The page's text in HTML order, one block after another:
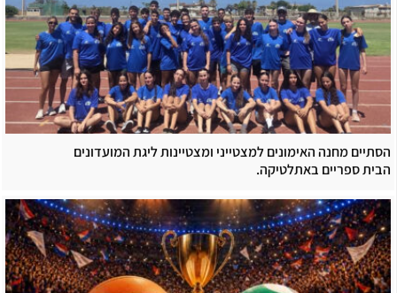
הסתיים מחנה האימונים למצטייני ומצטיינות ליגת המועדונים
הבית ספריים באתלטיקה.